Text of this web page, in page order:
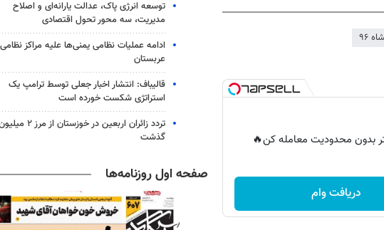
۹۶
بدون محدودیت معامله کن🔥
دریافت وام
توسعه انرژی پاک، عدالت یارانه‌ای و اصلاح
مدیریت، سه محور تحول اقتصادی
ادامه عملیات نظامی یمنی‌ها علیه مراکز نظامی
عربستان
قالیباف: انتشار اخبار جعلی توسط ترامپ یک
استراتژی شکست خورده است
تردد زائران اربعین در خوزستان از مرز ۲
گذشت
صفحه اول روزنامه‌ها